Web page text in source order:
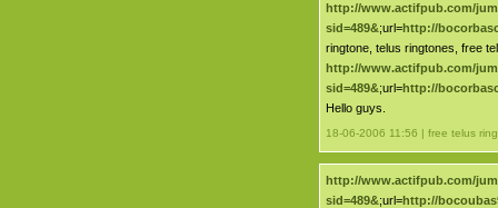
http://www.actifpub.com/
sid=489&;url=http://
ringtone, telus ringtones, free
http://www.actifpub.com/
sid=489&;url=http://
Hello guys.
18-06-2006 11:56 | free telus
http://www.actifpub.com/
sid=489&;url=http://